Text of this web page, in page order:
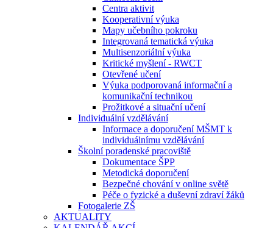
Centra aktivit
Kooperativní výuka
Mapy učebního pokroku
Integrovaná tematická výuka
Multisenzoriální výuka
Kritické myšlení - RWCT
Otevřené učení
Výuka podporovaná informační a
komunikační technikou
Prožitkové a situační učení
Individuální vzdělávání
Informace a doporučení MŠMT k
individuálnímu vzdělávání
Školní poradenské pracoviště
Dokumentace ŠPP
Metodická doporučení
Bezpečné chování v online světě
Péče o fyzické a duševní zdraví žáků
Fotogalerie ZŠ
AKTUALITY